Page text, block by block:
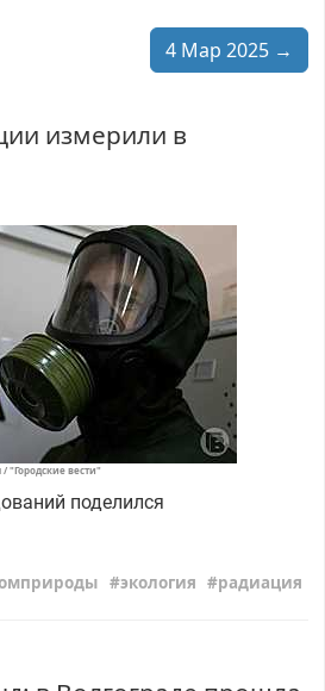
4 Мар 2025 →
измерили в
"Городские вести"
поделился
экология радиация